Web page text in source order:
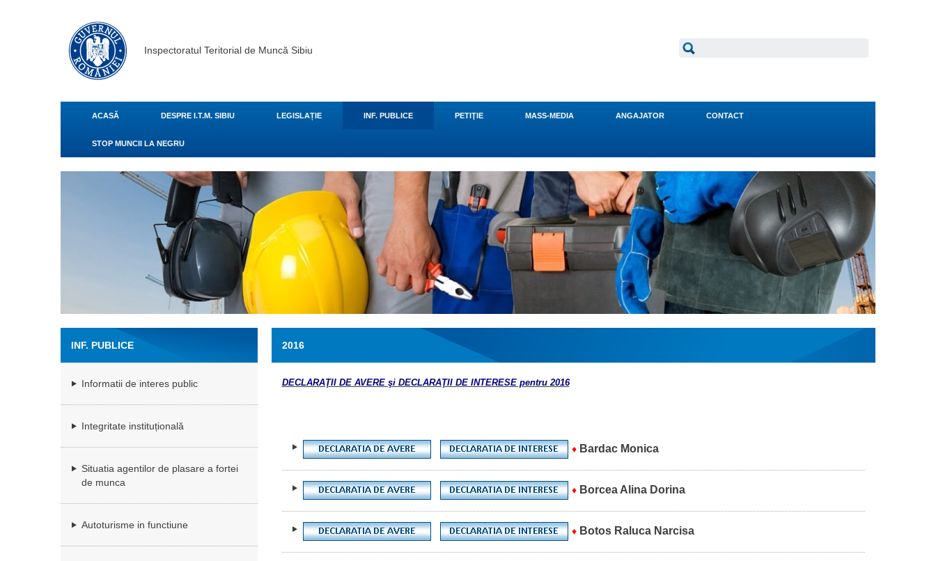
Inspectoratul Teritorial de Muncă Sibiu
ACASĂ DESPRE I.T.M. SIBIU LEGISLAȚIE INF. PUBLICE PETIŢIE MASS-MEDIA ANGAJATOR CONTACT
STOP MUNCII LA NEGRU
INF. PUBLICE
Informatii de interes public
Integritate instituțională
Situatia agentilor de plasare a fortei
de munca
Autoturisme in functiune
2016
DECLARAŢII DE AVERE şi DECLARAŢII DE INTERESE pentru 2016
♦ Bardac Monica
♦ Borcea Alina Dorina
♦ Botos Raluca Narcisa